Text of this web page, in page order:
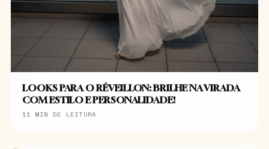
LOOKS PARA O RÉVEILLON: BRILHE NA VIRADA
COM ESTILO E PERSONALIDADE!
11 MIN DE LEITURA